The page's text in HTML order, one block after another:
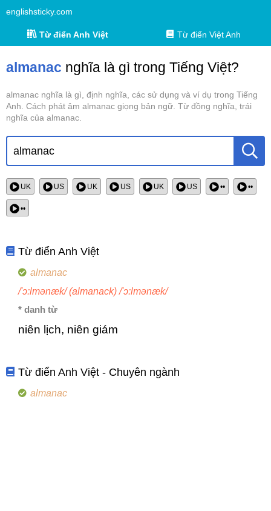
englishsticky.com
Từ điển Anh Việt Từ điển Việt Anh
almanac nghĩa là gì trong Tiếng Việt?
almanac nghĩa là gì, định nghĩa, các sử dụng và ví dụ trong Tiếng
Anh. Cách phát âm almanac giọng bản ngữ. Từ đồng nghĩa, trái
nghĩa của almanac.
UK US UK US UK US •• ••
••
Từ điển Anh Việt
almanac
/'ɔ:lmənæk/ (almanack) /'ɔ:lmənæk/
* danh từ
niên lịch, niên giám
Từ điển Anh Việt - Chuyên ngành
almanac